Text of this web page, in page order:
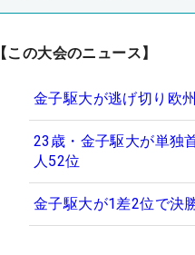
【この大会のニュース】
金子駆大が逃げ切り欧
23歳・金子駆大が単
人52位
金子駆大が1差2位で決